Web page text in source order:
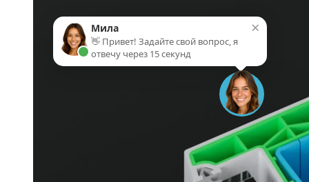
×
Мила
👋 Привет! Задайте свой вопрос, я
отвечу через 15 секунд